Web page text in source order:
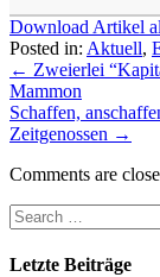
Download Artikel
Posted in: Aktuell,
← Zweierlei
Mammon
Schaffen,
Zeitgenossen →
Comments are
Letzte Beiträge